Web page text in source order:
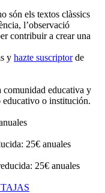
són els textos clàssics
l’observació
contribuir a crear una
y hazte suscriptor de
comunidad educativa y
educativo o institución.
25€ anuales
25€ anuales